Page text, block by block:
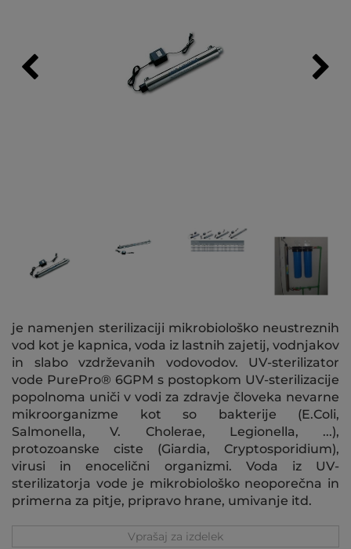
je namenjen sterilizaciji mikrobiološko neustreznih
vod kot je kapnica, voda iz lastnih zajetij, vodnjakov
in slabo vzdrževanih vodovodov. UV-sterilizator
vode PurePro® 6GPM s postopkom UV-sterilizacije
popolnoma uniči v vodi za zdravje človeka nevarne
mikroorganizme kot so bakterije (E.Coli,
Salmonella, V. Cholerae, Legionella, ...),
protozoanske ciste (Giardia, Cryptosporidium),
virusi in enocelični organizmi. Voda iz UV-
sterilizatorja vode je mikrobiološko neoporečna in
primerna za pitje, pripravo hrane, umivanje itd.
Vprašaj za izdelek